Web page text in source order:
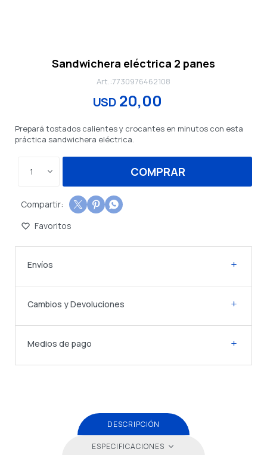
Sandwichera eléctrica 2 panes
7730976462108
USD 20,00
Prepará tostados calientes y crocantes en minutos con esta
práctica sandwichera eléctrica.
1 COMPRAR
  
Envíos
Cambios y Devoluciones
Medios de pago
DESCRIPCIÓN
ESPECIFICACIONES